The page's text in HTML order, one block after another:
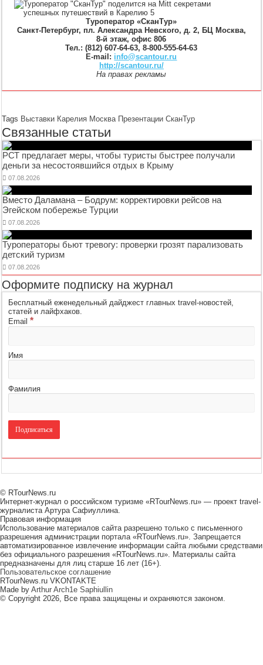
Туроператор «СканТур»
Санкт-Петербург, пл. Александра Невского, д. 2, БЦ Москва,
8-й этаж, офис 806
Тел.: (812) 607-64-63, 8-800-555-64-63
E-mail: info@scantour.ru
http://scantour.ru/
На правах рекламы
Tags Выставки Карелия Москва Презентации СканТур
Связанные статьи
РСТ предлагает меры, чтобы туристы быстрее получали
деньги за несостоявшийся отдых в Крыму
07.08.2026
Вместо Даламана – Бодрум: корректировки рейсов на
Эгейском побережье Турции
07.08.2026
Туроператоры бьют тревогу: проверки грозят парализовать
детский туризм
07.08.2026
Оформите подписку на журнал
Бесплатный еженедельный дайджест главных travel-новостей,
статей и лайфхаков.
Email*
Имя
Фамилия
© RTourNews.ru
Интернет-журнал о российском туризме «RTourNews.ru» — проект travel-
журналиста Артура Сафиуллина.
Правовая информация
Использование материалов сайта разрешено только с письменного
разрешения администрации портала «RTourNews.ru». Запрещается
автоматизированное извлечение информации сайта любыми средствами
без официального разрешения «RTourNews.ru». Материалы сайта
предназначены для лиц старше 16 лет (16+).
Пользовательское соглашение
RTourNews.ru VKONTAKTE
Made by Arthur Arch1e Saphiullin
© Copyright 2026, Все права защищены и охраняются законом.